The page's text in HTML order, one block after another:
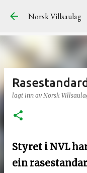
Norsk Villsaulag
lagt inn av Norsk
Styret i NVL
ein